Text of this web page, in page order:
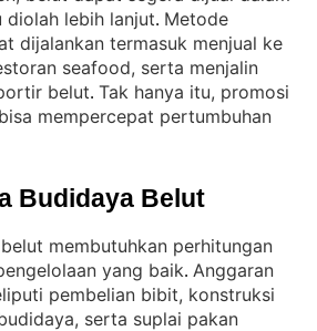
diolah lebih lanjut. Metode
dijalankan termasuk menjual ke
seafood, serta menjalin
belut. Tak hanya itu, promosi
mempercepat pertumbuhan
Budidaya Belut
membutuhkan perhitungan
yang baik. Anggaran
pembelian bibit, konstruksi
serta suplai pakan